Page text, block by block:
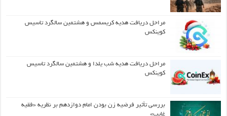
مراحل دریافت هدیه کریسمس و هشتمین سالگرد تاسیس
کوینکس
مراحل دریافت هدیه شب یلدا و هشتمین سالگرد تاسیس
کوینکس
بررسی تأثیر فرضیه زن بودن امام دوازدهم بر نظریه «فقیه
غایب»